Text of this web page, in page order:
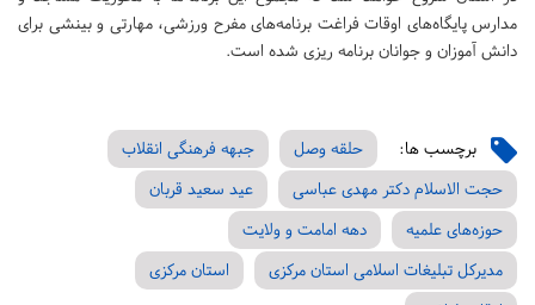
مدارس پایگاه‌های اوقات فراغت برنامه‌های مفرح ورزشی، مهارتی و بینشی برای
دانش آموزان و جوانان برنامه ریزی شده است.
برچسب ها: حلقه وصل
جبهه فرهنگی انقلاب
حجت الاسلام دکتر مهدی عباسی
عید سعید قربان
حوزه‌های علمیه
دهه امامت و ولایت
مدیرکل تبلیغات اسلامی استان مرکزی
استان مرکزی